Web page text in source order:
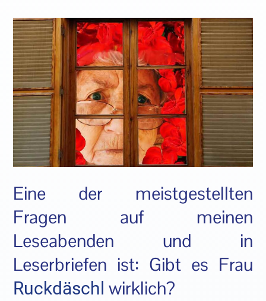
Eine der meistgestellten
Fragen auf meinen
Leseabenden und in
Leserbriefen ist: Gibt es Frau
Ruckdäschl wirklich?